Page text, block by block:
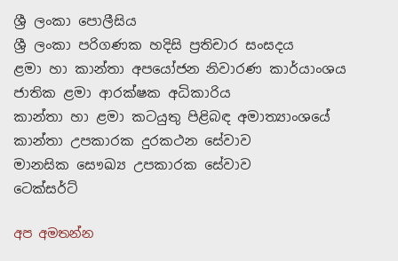
ශ්‍රී ලංකා පොලීසිය
ශ්‍රී ලංකා පරිගණක හදිසි ප්‍රතිචාර සංසදය
ළමා හා කාන්තා අපයෝජන නිවාරණ කාර්යාංශය
ජාතික ළමා ආරක්ෂක අධිකාරිය
කාන්තා හා ළමා කටයුතු පිළිබඳ අමාත්‍යාංශයේ
කාන්තා උපකාරක දුරකථන සේවාව
මානසික සෞඛ්‍ය උපකාරක සේවාව
ටෙක්සර්ට්
අප අමතන්න